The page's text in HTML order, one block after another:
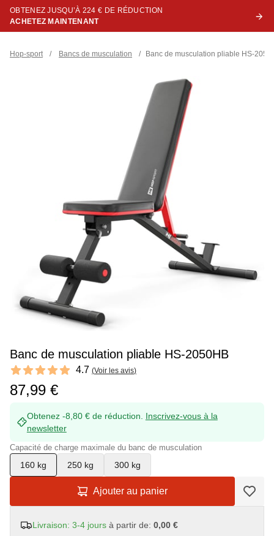
OBTENEZ JUSQU’À 224 € DE RÉDUCTION
ACHETEZ MAINTENANT
Hop-sport / Bancs de musculation / Banc de musculation pliable HS-
Banc de musculation pliable HS-2050HB
Reviews
4.7 out of 5 stars 4.7 (Voir les avis)
87,99 €
Obtenez -8,80 € de réduction. Inscrivez-vous à la
newsletter
Capacité de charge maximale du banc de musculation
160 kg 250 kg 300 kg
Ajouter au panier
Livraison: 3-4 jours à partir de: 0,00 €